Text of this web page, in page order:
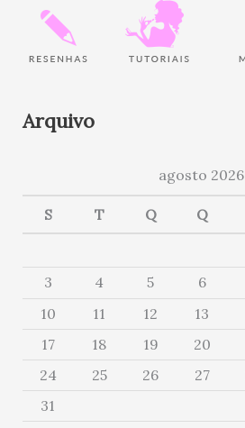
Arquivo
agosto 2026
S T Q Q
3
4 5 6
10
11 12 13
17
18 19 20
24
25 26 27
31